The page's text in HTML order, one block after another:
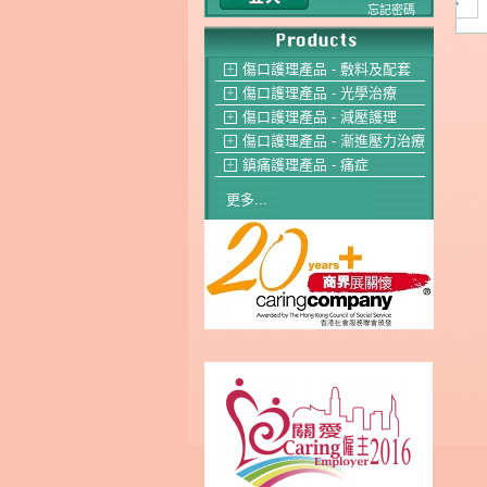
忘記密碼
＋ 傷口護理產品 - 敷料及配套
＋ 傷口護理產品 - 光學治療
＋ 傷口護理產品 - 減壓護理
＋ 傷口護理產品 - 漸進壓力治療
＋ 鎮痛護理產品 - 痛症
更多...